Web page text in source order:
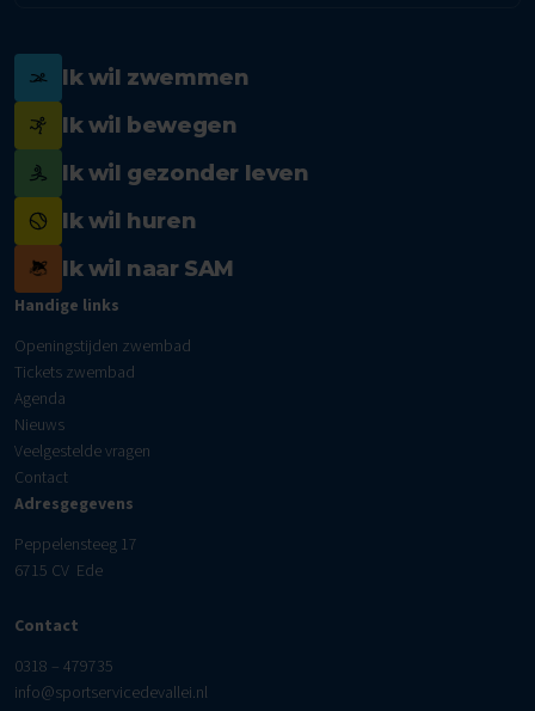
Ik wil zwemmen
Ik wil bewegen
Ik wil gezonder leven
Ik wil huren
Ik wil naar SAM
Handige links
Openingstijden zwembad
Tickets zwembad
Agenda
Nieuws
Veelgestelde vragen
Contact
Adresgegevens
Peppelensteeg 17
6715 CV Ede
Contact
0318 – 479735
info@sportservicedevallei.nl